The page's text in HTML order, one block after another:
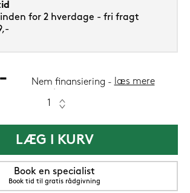
inden for 2 hverdage - fri fragt
Nem finansiering læs mere
LÆG I KURV
Book en specialist
Book tid til gratis rådgivning